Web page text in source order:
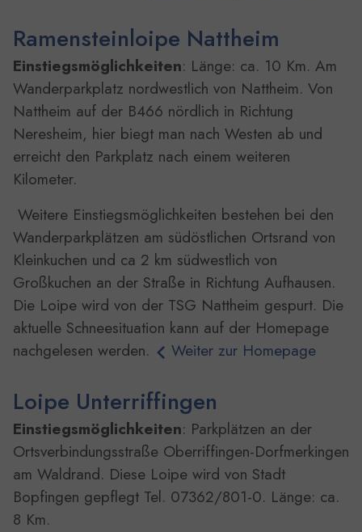
Ramensteinloipe Nattheim
Einstiegsmöglichkeiten: Länge: ca. 10 Km. Am
Wanderparkplatz nordwestlich von Nattheim. Von
Nattheim auf der B466 nördlich in Richtung
Neresheim, hier biegt man nach Westen ab und
erreicht den Parkplatz nach einem weiteren
Kilometer.
Weitere Einstiegsmöglichkeiten bestehen bei den
Wanderparkplätzen am südöstlichen Ortsrand von
Kleinkuchen und ca 2 km südwestlich von
Großkuchen an der Straße in Richtung Aufhausen.
Die Loipe wird von der TSG Nattheim gespurt. Die
aktuelle Schneesituation kann auf der Homepage
nachgelesen werden.
Weiter zur Homepage
Loipe Unterriffingen
Einstiegsmöglichkeiten: Parkplätzen an der
Ortsverbindungsstraße Oberriffingen-Dorfmerkingen
am Waldrand. Diese Loipe wird von Stadt
Bopfingen gepflegt Tel. 07362/801-0. Länge: ca.
8 Km.